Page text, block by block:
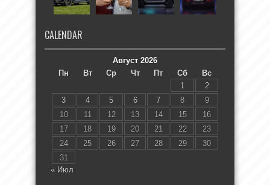
CALENDAR
Август 2026
Пн
Вт Ср Чт Пт Сб
Вс
1
2
3
4 5 6 7 8
9
10
11 12 13 14 15
16
17
18 19 20 21 22
23
24
25 26 27 28 29
30
31
« Июл